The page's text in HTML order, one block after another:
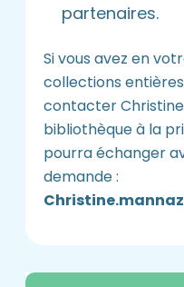
partenaires.
Si vous avez en
collections
contacter
bibliothèque à la
pourra échanger
demande :